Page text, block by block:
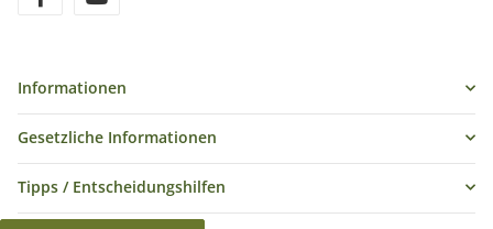
Informationen
Gesetzliche Informationen
Tipps / Entscheidungshilfen